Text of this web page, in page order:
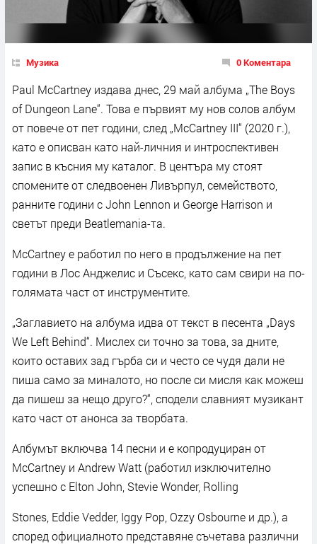
Музика 0 Коментара
Paul McCartney издава днес, 29 май албума „The Boys
of Dungeon Lane“. Това е първият му нов солов албум
от повече от пет години, след „McCartney III“ (2020 г.),
като е описван като най-личния и интроспективен
запис в късния му каталог. В центъра му стоят
спомените от следвоенен Ливърпул, семейството,
ранните години с John Lennon и George Harrison и
светът преди Beatlemania-та.
McCartney е работил по него в продължение на пет
години в Лос Анджелис и Съсекс, като сам свири на по-
голямата част от инструментите.
„Заглавието на албума идва от текст в песента „Days
We Left Behind“. Мислех си точно за това, за дните,
които оставих зад гърба си и често се чудя дали не
пиша само за миналото, но после си мисля как можеш
да пишеш за нещо друго?“, сподели славният музикант
като част от анонса за творбата.
Албумът включва 14 песни и е копродуциран от
McCartney и Andrew Watt (работил изключително
успешно с Elton John, Stevie Wonder, Rolling
Stones, Eddie Vedder, Iggy Pop, Ozzy Osbourne и др.), а
според официалното представяне съчетава различни